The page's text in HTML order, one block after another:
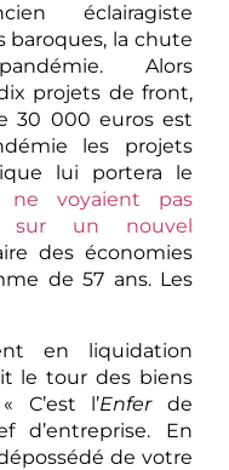
éclairagiste
baroques, la chute
Alors
projets de front,
30 000 euros est
les projets
lui portera le
ne voyaient pas
sur un nouvel
des économies
de 57 ans. Les
en liquidation
le tour des biens
C’est l’Enferde
d’entreprise. En
de votre